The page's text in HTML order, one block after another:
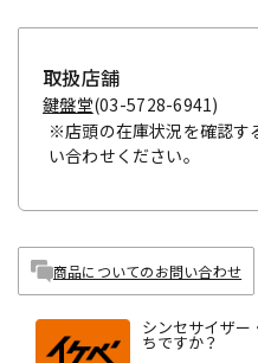
取扱店舗
鍵盤堂(03-5728-6941)
※店頭の在庫状況を確認す
い合わせください。
商品についてのお問い合わせ
シンセサイザー
ちですか？